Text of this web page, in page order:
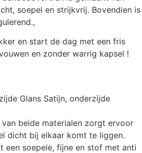
soepel en strijkvrij. Bovendien is
en start de dag met een fris
en zonder warrig kapsel !
Glans Satijn, onderzijde
beide materialen zorgt ervoor
dicht bij elkaar komt te liggen.
een soepele, fijne en stof met anti